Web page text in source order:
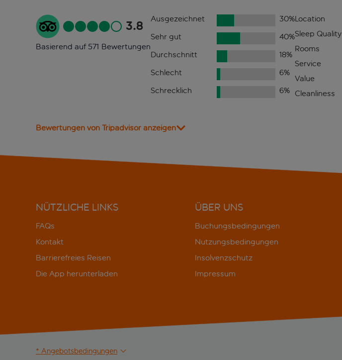
3.8
Basierend auf 571 Bewertungen
Ausgezeichnet 30%
Sehr gut
40%
Durchschnitt
18%
Schlecht
6%
Schrecklich
6%
Location
Sleep Quality
Rooms
Service
Value
Cleanliness
Bewertungen von Tripadvisor anzeigen
NÜTZLICHE LINKS
FAQs
Kontakt
Barrierefreies Reisen
Die App herunterladen
ÜBER UNS
Buchungsbedingungen
Nutzungsbedingungen
Insolvenzschutz
Impressum
* Angebotsbedingungen